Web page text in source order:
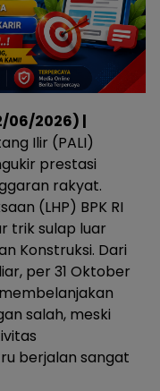
06/2026) |
Ilir (PALI)
prestasi
rakyat.
(LHP) BPK RI
trik sulap luar
Konstruksi. Dari
per 31 Oktober
salah, meski
berjalan sangat